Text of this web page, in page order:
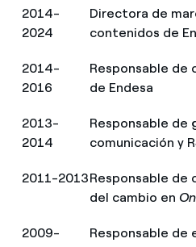
2014-
2024
Directora de
contenidos de
2014-
2016
Responsable de
de Endesa
2013-
2014
Responsable de
comunicación y
2011-2013Responsable de
del cambio en
2009-
Responsable de